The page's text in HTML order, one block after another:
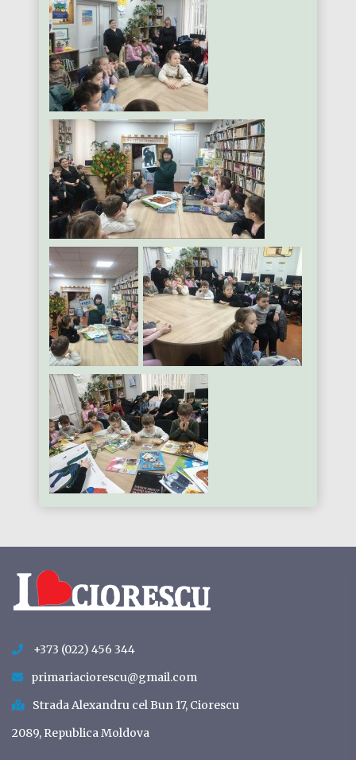
+373 (022) 456 344
primariaciorescu@gmail.com
Strada Alexandru cel Bun 17, Ciorescu
2089, Republica Moldova